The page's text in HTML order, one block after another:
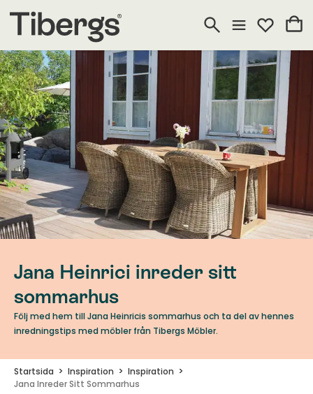
Jana Heinrici inreder sitt
sommarhus
Följ med hem till Jana Heinricis sommarhus och ta del av hennes
inredningstips med möbler från Tibergs Möbler.
Startsida Inspiration
Inspiration
Jana Inreder Sitt Sommarhus